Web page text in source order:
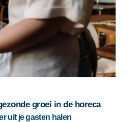
groei in de horeca
uit je gasten halen